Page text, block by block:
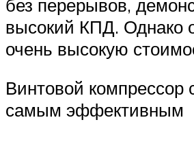
без перерывов,
высокий КПД. Однако
очень высокую
Винтовой компрессор
самым эффективным